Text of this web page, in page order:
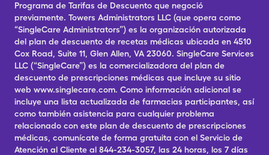
Programa de Tarifas de Descuento que negoció
previamente. Towers Administrators LLC (que opera como
“SingleCare Administrators”) es la organización autorizada
del plan de descuento de recetas médicas ubicada en 4510
Cox Road, Suite 11, Glen Allen, VA 23060. SingleCare Services
LLC (“SingleCare”) es la comercializadora del plan de
descuento de prescripciones médicas que incluye su sitio
web www.singlecare.com. Como información adicional se
incluye una lista actualizada de farmacias participantes, así
como también asistencia para cualquier problema
relacionado con este plan de descuento de prescripciones
médicas, comunícate de forma gratuita con el Servicio de
Atención al Cliente al 844-234-3057, las 24 horas, los 7 días